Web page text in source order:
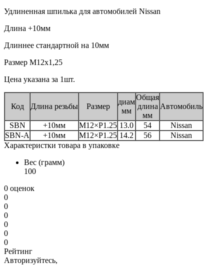
Удлиненная шпилька для автомобилей Nissan
Длина +10мм
Длиннее стандартной на 10мм
Размер M12x1,25
Цена указана за 1шт.
Код Длина резьбы Размер
диам
мм
Общая
длина
мм
Автомобиль
SBN +10мм M12×P1.25 13.0 54
Nissan
SBN-A
+10мм M12×P1.25 14.2 56
Nissan
Характеристки товара в упаковке
Вес (грамм)
100
0 оценок
0
0
0
0
0
0
Рейтинг
Авторизуйтесь,